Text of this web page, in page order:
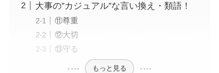
大事の”カジュアル”な言い換え・類語！
⑪尊重
⑫大切
⑬守る
もっと見る